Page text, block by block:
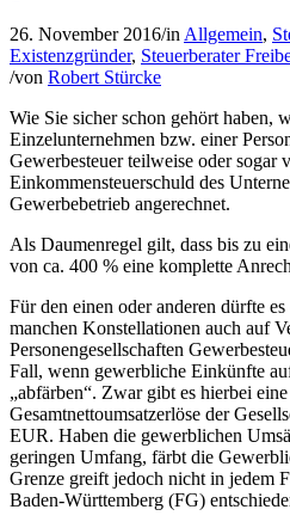
26. November 2016/in Allgemein,
Existenzgründer, Steuerberater
/von Robert Stürcke
Wie Sie sicher schon gehört haben,
Einzelunternehmen bzw. einer
Gewerbesteuer teilweise oder sogar
Einkommensteuerschuld des
Gewerbebetrieb angerechnet.
Als Daumenregel gilt, dass bis zu
von ca. 400 % eine komplette
Für den einen oder anderen dürfte
manchen Konstellationen auch auf
Personengesellschaften
Fall, wenn gewerbliche Einkünfte
„abfärben“. Zwar gibt es hierbei
Gesamtnettoumsatzerlöse der
EUR. Haben die gewerblichen
geringen Umfang, färbt die
Grenze greift jedoch nicht in jedem
Baden-Württemberg (FG)